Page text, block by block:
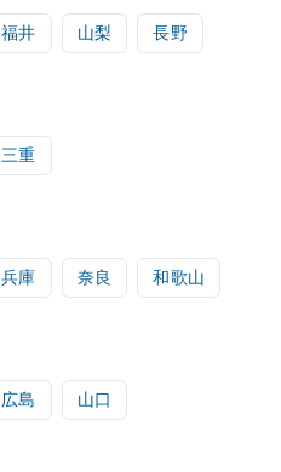
福井 山梨 長野
三重
兵庫 奈良 和歌山
広島 山口